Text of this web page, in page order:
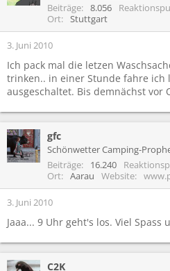
Beiträge 8.056
Ort
Stuttgart
3. Juni 2010
Ich pack mal die letzen
trinken.. in einer Stunde fahre ich
ausgeschaltet. Bis demnächst vor
gfc
Schönwetter Camping-
Beiträge 16.240
Ort
Aarau Website
3. Juni 2010
Jaaa... 9 Uhr geht's los. Viel Spass
C2K